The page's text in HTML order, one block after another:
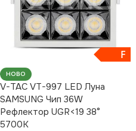
F
НОВО
V-TAC VT-997 LED Луна
SAMSUNG Чип 36W
Рефлектор UGR<19 38°
5700K